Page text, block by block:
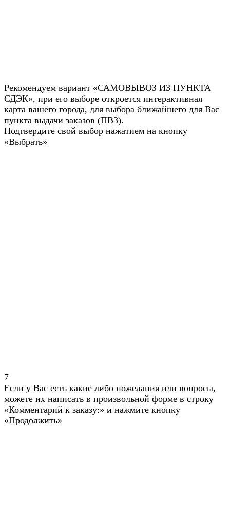
Рекомендуем вариант «САМОВЫВОЗ ИЗ ПУНКТА
СДЭК», при его выборе откроется интерактивная
карта вашего города, для выбора ближайшего для Вас
пункта выдачи заказов (ПВЗ).
Подтвердите свой выбор нажатием на кнопку
«Выбрать»
7
Если у Вас есть какие либо пожелания или вопросы,
можете их написать в произвольной форме в строку
«Комментарий к заказу:» и нажмите кнопку
«Продолжить»